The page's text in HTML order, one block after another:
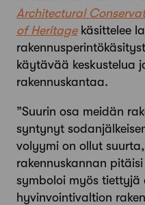
Architectural
of Heritagekäsittelee
käytävää keskustelua
rakennuskantaa.
”Suurin osa meidän
syntynyt
volyymi on ollut
rakennuskannan
symboloi myös tiettyjä
hyvinvointivaltion